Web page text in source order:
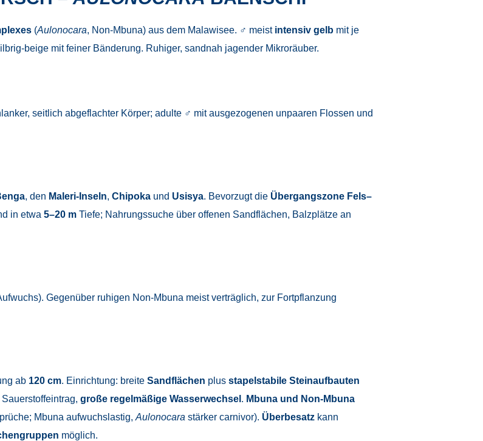
(Aulonocara, Non-Mbuna) aus dem Malawisee. ♂ meist intensiv gelbmit je
beige mit feiner Bänderung. Ruhiger, sandnah jagender Mikroräuber.
seitlich abgeflachter Körper; adulte ♂ mit ausgezogenen unpaaren Flossen und
, den Maleri-Inseln, Chipokaund Usisya. Bevorzugt die Übergangszone Fels–
in etwa 5–20 mTiefe; Nahrungssuche über offenen Sandflächen, Balzplätze an
Gegenüber ruhigen Non-Mbuna meist verträglich, zur Fortpflanzung
ab 120 cm. Einrichtung: breite Sandflächen plus stapelstabile Steinaufbauten
Sauerstoffeintrag, große regelmäßige Wasserwechsel . Mbuna und Non-Mbuna
Mbuna aufwuchslastig, Aulonocara stärker carnivor). Überbesatzkann
möglich.